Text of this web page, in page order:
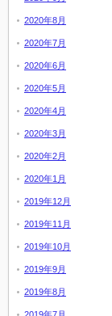
2020年8月
2020年7月
2020年6月
2020年5月
2020年4月
2020年3月
2020年2月
2020年1月
2019年12月
2019年11月
2019年10月
2019年9月
2019年8月